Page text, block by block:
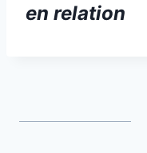
en relation